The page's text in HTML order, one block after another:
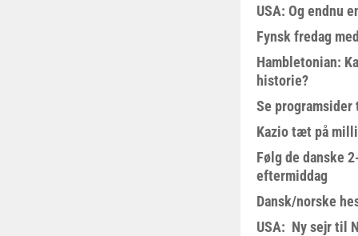
USA: Og endnu
Fynsk fredag
Hambletonian:
historie?
Se
Kazio tæt på
Følg de danske
eftermiddag
Dansk/norske
USA: Ny sejr til